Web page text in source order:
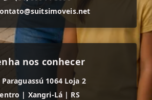
nos conhecer
Paraguassú 1064 Loja 2
| Xangri-Lá | RS